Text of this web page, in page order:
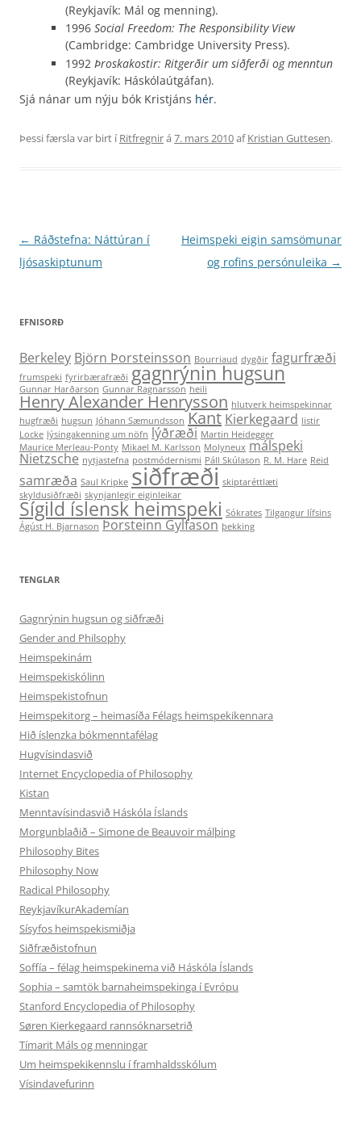
(Reykjavík: Mál og menning).
1996 Social Freedom: The Responsibility View
(Cambridge: Cambridge University Press).
1992 Þroskakostir: Ritgerðir um siðferði og menntun
(Reykjavík: Háskólaútgáfan).
Sjá nánar um nýju bók Kristjáns hér.
Þessi færsla var birt íRitfregnirá 7. mars 2010afKristian Guttesen.
Leiðarkerfi
færslna
← Ráðstefna: Náttúran í
ljósaskiptunum
Heimspeki eigin samsömunar
og rofins persónuleika →
EFNISORÐ
Berkeley Björn Þorsteinsson Bourriaud dygðir fagurfræði
frumspeki fyrirbærafræði gagnrýnin hugsun
Gunnar Harðarson Gunnar Ragnarsson heili
Henry Alexander Henrysson hlutverk heimspekinnar
hugfræði hugsun Jóhann Sæmundsson Kant Kierkegaard listir
Locke lýsingakenning um nöfn lýðræði Martin Heidegger
Maurice Merleau-Ponty Mikael M. Karlsson Molyneux málspeki
Nietzsche nytjastefna postmódernismi Páll Skúlason R. M. Hare Reid
samræða Saul Kripke siðfræði skiptaréttlæti
skyldusiðfræði skynjanlegir eiginleikar
Sígild íslensk heimspeki Sókrates Tilgangur lífsins
Ágúst H. Bjarnason Þorsteinn Gylfason þekking
TENGLAR
Gagnrýnin hugsun og siðfræði
Gender and Philsophy
Heimspekinám
Heimspekiskólinn
Heimspekistofnun
Heimspekitorg – heimasíða Félags heimspekikennara
Hið íslenzka bókmenntafélag
Hugvísindasvið
Internet Encyclopedia of Philosophy
Kistan
Menntavísindasvið Háskóla Íslands
Morgunblaðið – Simone de Beauvoir málþing
Philosophy Bites
Philosophy Now
Radical Philosophy
ReykjavíkurAkademían
Sísyfos heimspekismiðja
Siðfræðistofnun
Soffía – félag heimspekinema við Háskóla Íslands
Sophia – samtök barnaheimspekinga í Evrópu
Stanford Encyclopedia of Philosophy
Søren Kierkegaard rannsóknarsetrið
Tímarit Máls og menningar
Um heimspekikennslu í framhaldsskólum
Vísindavefurinn